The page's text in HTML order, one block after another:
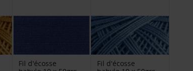
Fil d'écosse
Fil d'écosse